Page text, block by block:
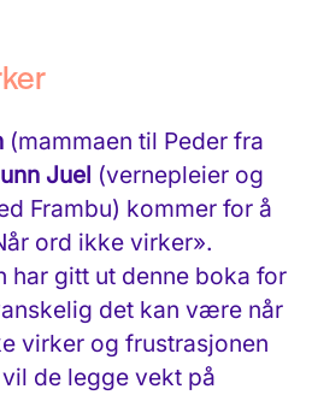
(mammaen til Peder fra
Juel (vernepleier og
Frambu) kommer for å
ord ikke virker».
har gitt ut denne boka for
det kan være når
virker og frustrasjonen
de legge vekt på